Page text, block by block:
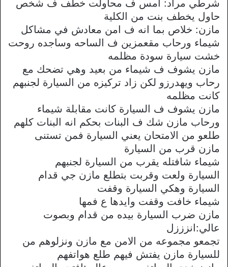
شرطي مراد: امس ف محاولت خطف ف شخص
حاول يخطف بنت من الكلية
مازن: خلاص بما انه ف امن معادش في مشاكل
شيماء ورحاب مقعمزين ف الساحه وساجده روحت
خشت سيارة سودة مظلمه
مازن يشوف ف شيماء من بعيد وهي تضحك مع
رحاب ويهدرزو لكن زاد تركيزه من السيارة لجنبهم
كانت مظلمه
مازن يشوف ف السيارة كانت مقابلة شيماء
ورحاب مازن شك ف البنات بحكم انه البنات كلهم
طلعو من الامتحان يعني السيارة فمن تستنى
مازن قرب من السيارة
شيماء شافتله يقرب من السيارة لجنبهم
السيارة ولعت وقربت بتطلع مازن جي قدام
السيارة وهكي السيارة وقفت
شيماء خافت وقفت وايدها ع فمها
مازن ضرب السيارة بيده من قدام وبصوت
عالي:انزززل
تجمعو مجموعه من الامن مع مازن ونزلوهم من
للسيارة مازن يفتش فيهم طلع هواتفهم